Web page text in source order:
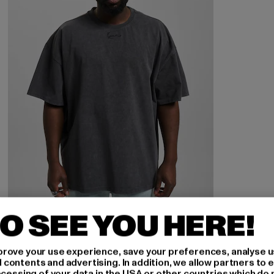
KARL KANI
Small Signature Heavy Jersey
40,49 EUR
Derzeitiger Preis: 40,49 EUR
44,99 EURAktionspreis: 44,99 EUR
SEE YOU HERE!
your use experience, save your preferences, analyse
and advertising. In addition, we allow partners to